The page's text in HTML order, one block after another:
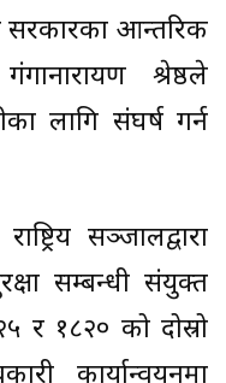
सरकारका आन्तरिक
श्रेष्ठले
लागि संघर्ष गर्न
सञ्जालद्वारा
सम्बन्धी संयुक्त
र १८२० को दोस्रो
कार्यान्वयनमा